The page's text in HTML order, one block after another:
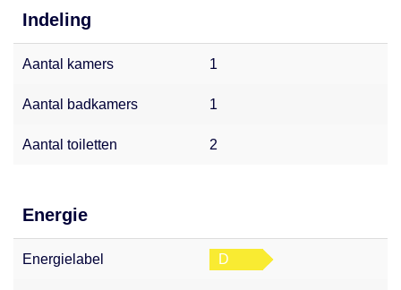
Indeling
Aantal kamers 1
Aantal badkamers 1
Aantal toiletten 2
Energie
Energielabel D